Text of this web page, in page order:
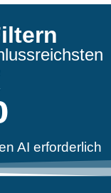
AI erforderlich